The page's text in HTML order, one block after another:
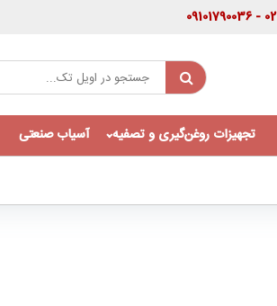
تجهیزات روغن‌گیری و تصفیه آسیاب صنعتی